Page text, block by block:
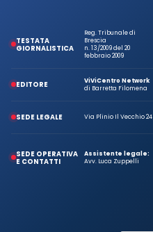
TESTATA
GIORNALISTICA
Reg. Tribunale di
Brescia
n. 13/2009 del 20
febbraio 2009
EDITORE
ViViCentro Network
di Barretta Filomena
SEDE LEGALE Via Plinio Il Vecchio 24
SEDE OPERATIVA
E CONTATTI
Assistente legale:
Avv. Luca Zuppelli